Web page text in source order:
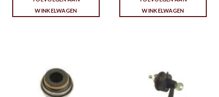
WINKELWAGEN
WINKELWAGEN